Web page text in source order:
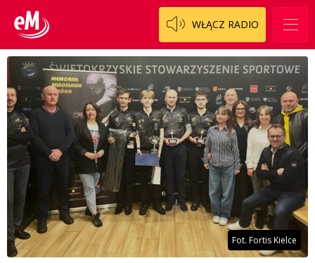
WŁĄCZ RADIO
Fot. Fortis Kielce